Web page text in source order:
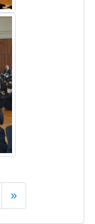
»